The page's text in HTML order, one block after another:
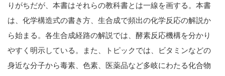
りがちだが、本書はそれらの教科書とは一線を画する。本書
は、化学構造式の書き方、生合成で頻出の化学反応の解説か
ら始まる。各生合成経路の解説では、酵素反応機構を分かり
やすく明示している。また、トピックでは、ビタミンなどの
身近な分子から毒素、色素、医薬品など多岐にわたる化合物